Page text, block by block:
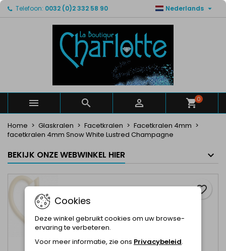
Telefoon: 0032 (0)2 332 58 90 Nederlands 
   0
Home Glaskralen Facetkralen
Facetkralen 4mm
facetkralen 4mm Snow White Lustred Champagne
BEKIJK ONZE WEBWINKEL HIER
favorite_border
Mijn verlanglijsten ×
Maak een lijst
Maak een verlanglijst ×
Verlanglijst naam
Annuleren Maak een verlanglijst
Inloggen ×
U moet ingelogd zijn om producten in uw verlanglijst
Annuleren Inloggen
Cookies
Deze winkel gebruikt cookies om uw browse-
ervaring te verbeteren.
Voor meer informatie, zie ons Privacybeleid.